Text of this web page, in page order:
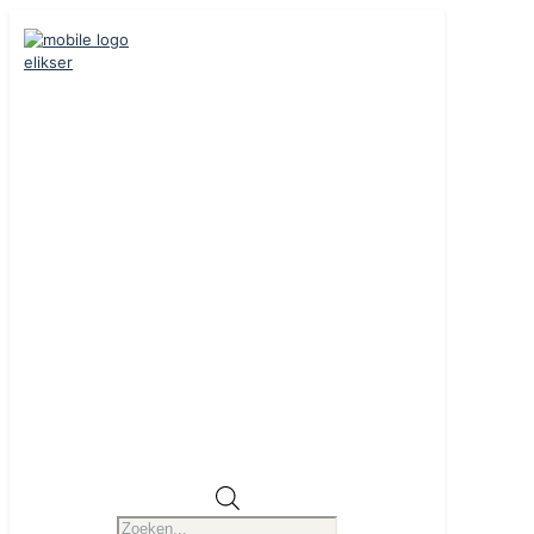
Producten